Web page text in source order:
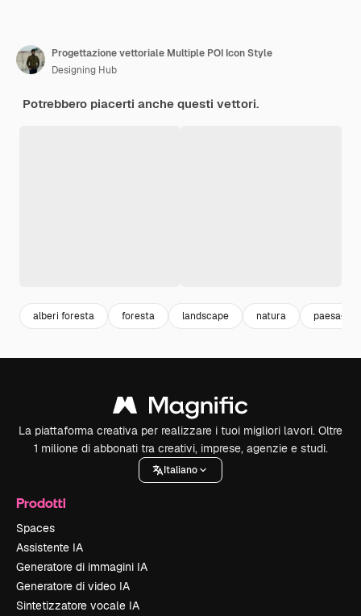
Progettazione vettoriale Multiple POI Icon Style
Designing Hub
Potrebbero piacerti anche questi vettori.
alberi foresta foresta landscape natura paesaggi
La piattaforma creativa per realizzare i tuoi migliori lavori. Oltre
1 milione di abbonati tra creativi, imprese, agenzie e studi.
Italiano
Prodotti
Spaces
Assistente IA
Generatore di immagini IA
Generatore di video IA
Sintetizzatore vocale IA